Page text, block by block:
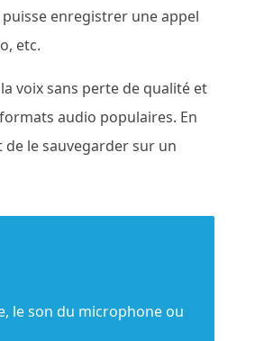
enregistrer une appel
etc.
voix sans perte de qualité et
audio populaires. En
le sauvegarder sur un
le son du microphone ou